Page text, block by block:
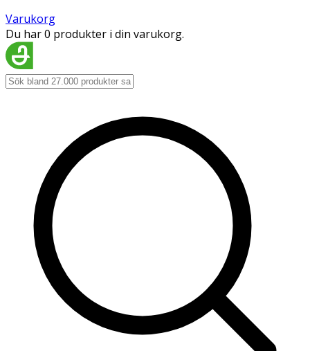
Varukorg
Du har 0 produkter i din varukorg.